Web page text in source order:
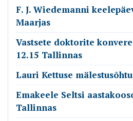
F. J. Wiedemanni
Maarjas
Vastsete doktorite
12.15 Tallinnas
Lauri Kettuse
Emakeele Seltsi
Tallinnas